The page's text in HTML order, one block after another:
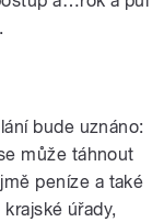
bude uznáno:
může táhnout
peníze a také
úřady,